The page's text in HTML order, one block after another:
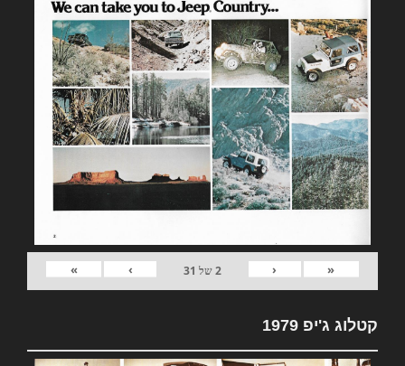
«
‹
2של 31
›
»
קטלוג ג'יפ 1979